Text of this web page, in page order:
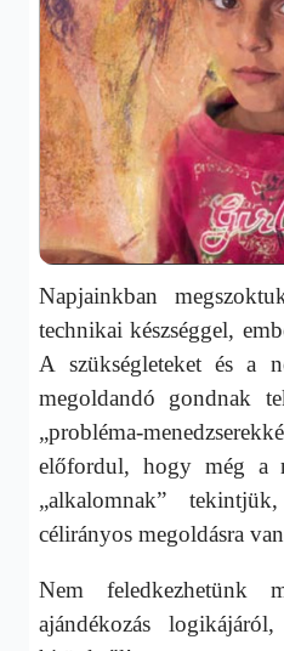
Napjainkban
technikai készséggel,
A szükségleteket és a
megoldandó gondnak
„probléma-
előfordul, hogy még a
„alkalomnak”
célirányos megoldásra
Nem feledkezhetünk
ajándékozás